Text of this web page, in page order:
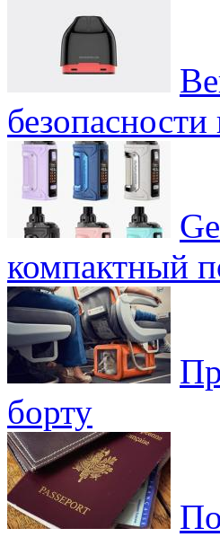
безопасности
компактный
борту